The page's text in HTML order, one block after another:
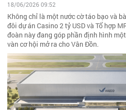
18/06/2026 09:52
Không chỉ là một nước cờ táo bạo và
đôi dự án Casino 2 tỷ USD và Tổ hợp
đoàn này đang góp phần định hình
vàn cơ hội mở ra cho Vân Đồn.